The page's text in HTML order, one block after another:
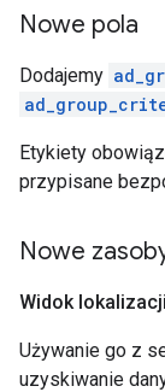
Nowe pola
Dodajemy
Etykiety
przypisane
Nowe
Widok
Używanie go z
uzyskiwanie